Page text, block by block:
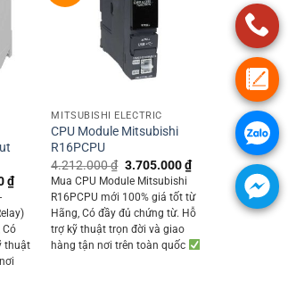
₫.
₫Current
price
is:
6.080.000 ₫.
Có
thuật
MITSUBISHI ELECTRIC
CPU Module Mitsubishi
R16PCPU
4.212.000₫ Original
price
was:
4.212.000 ₫.
3.705.000₫Current
price
is:
3.705.000 ₫.
Mua CPU Module Mitsubishi
R16PCPU mới 100% giá tốt từ
Hãng, Có đầy đủ chứng từ. Hỗ
trợ kỹ thuật trọn đời và giao
hàng tận nơi trên toàn quốc